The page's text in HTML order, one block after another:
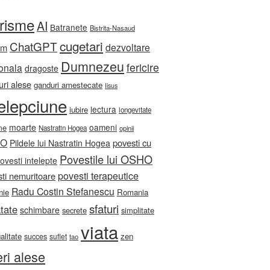
AI Batranete Bistrita-Nasaud
ChatGPTcugetari dezvoltare
dragoste Dumnezeu fericire
alese ganduri amestecate Iisus
iubire lectura longevitate
moarte Nastratin Hogea oameni opinii
Pildele lui Nastratin Hogea povesti cu
intelepte Povestile lui OSHO
nemuritoarepovesti terapeutice
Radu Costin Stefanescu Romania
schimbare secrete sfaturi simplitate
succes suflet tao viata zen
alese